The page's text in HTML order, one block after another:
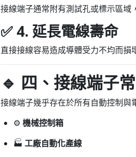
接線端子通常附有測試孔或標示區域
✅ 4. 延長電線壽命
直接接線容易造成導體受力不均而損
🔹 四、接線端子
接線端子幾乎存在於所有自動控制與
⚙️ 機械控制箱
🏭 工廠自動化產線